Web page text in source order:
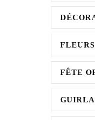
FLEURS
FÊTE